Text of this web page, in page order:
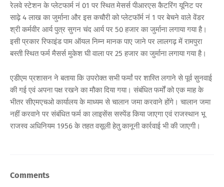
रेलवे स्टेशन के प्लेटफार्म नं 01 पर स्थित मेसर्स पीआरएस कैटरिंग यूनिट पर
साढ़े 4 लाख का जुर्माना और इस कचौरी को प्लेटफॉर्म नं 1 पर बेचने वाले वेंडर
श्री कर्मवीर आर्य पुत्र सुगन चंद आर्य पर 50 हजार का जुर्माना लगाया गया है।
इसी प्रकार रिफाइंड पाम ऑयल निम्न मानक पाए जाने पर लालगढ़ में रामपुरा
बस्ती स्थित फर्म मैसर्स मुकेश घी वाला पर 25 हजार का जुर्माना लगाया गया है।
एडीएम प्रशासन ने बताया कि उपरोक्त सभी फर्मां पर शास्ति लगाने से पूर्व सुनवाई
की गई एवं अपना पक्ष रखने का मौका दिया गया। संबंधित फर्मों को एक माह के
भीतर सीएमएचओ कार्यालय के माध्यम से चालान जमा करवाने होंगे। चालान जमा
नहीं करवाने पर संबंधित फर्म का लाइसेंस सस्पेंड किया जाएगा एवं राजस्थान भू
राजस्व अधिनियम 1956 के तहत वसूली हेतु कानूनी कार्रवाई भी की जाएगी।
Comments